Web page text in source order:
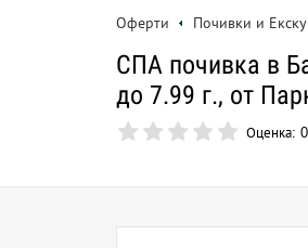
Оферти Почивки и
СПА почивка в
до 7.99 г., от
Оценка: 0